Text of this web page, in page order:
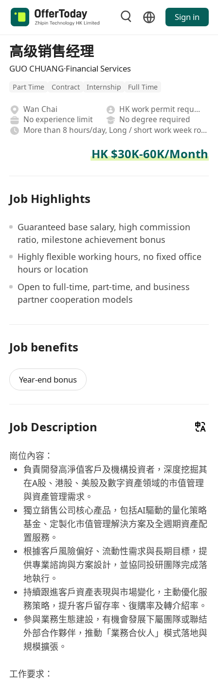
Sign in
高级销售经理
GUO CHUANG·Financial Services
Part Time Contract Internship Full Time
Wan Chai
HK work permit required
No experience limit
No degree required
More than 8 hours/day, Long / short work week rotation, Hybrid,On-site,Fixed, Rotating shifts
HK $30K-60K/Month
Job Highlights
Guaranteed base salary, high commission
ratio, milestone achievement bonus
Highly flexible working hours, no fixed office
hours or location
Open to full-time, part-time, and business
partner cooperation models
Job benefits
Year-end bonus
Job Description
崗位內容：
負責開發高淨值客戶及機構投資者，深度挖掘其
在A股、港股、美股及數字資產領域的市值管理
與資產管理需求。
獨立銷售公司核心產品，包括AI驅動的量化策略
基金、定製化市值管理解決方案及全週期資產配
置服務。
根據客戶風險偏好、流動性需求與長期目標，提
供專業諮詢與方案設計，並協同投研團隊完成落
地執行。
持續跟進客戶資產表現與市場變化，主動優化服
務策略，提升客戶留存率、復購率及轉介紹率。
參與業務生態建設，有機會發展下屬團隊或聯結
外部合作夥伴，推動「業務合伙人」模式落地與
規模擴張。
工作要求：